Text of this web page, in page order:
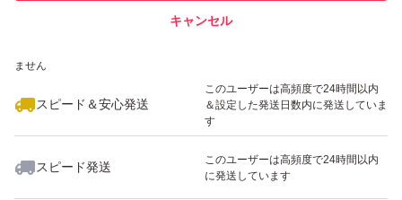
ません
スピード＆安心発送
このユーザーは高頻度で24時間以内
＆設定した発送日数内に発送していま
す
スピード発送
このユーザーは高頻度で24時間以内
に発送しています
キャンセル
いいね！
8,380